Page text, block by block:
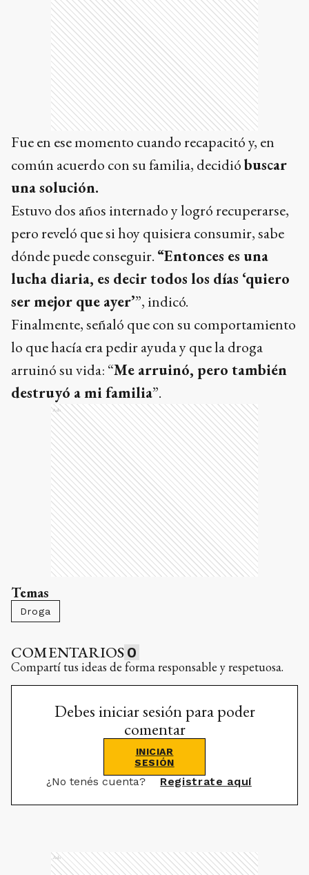
Fue en ese momento cuando recapacitó y, en
común acuerdo con su familia, decidióbuscar
una solución.
Estuvo dos años internado y logró recuperarse,
pero reveló que si hoy quisiera consumir, sabe
dónde puede conseguir. “Entonces es una
lucha diaria, es decir todos los días ‘quiero
ser mejor que ayer’”, indicó.
Finalmente, señaló que con su comportamiento
lo que hacía era pedir ayuda y que la droga
arruinó su vida: “Me arruinó, pero también
destruyó a mi familia”.
Ads
Temas
Droga
COMENTARIOS 0
Compartí tus ideas de forma responsable y respetuosa.
Debes iniciar sesión para poder
comentar
INICIAR
SESIÓN
¿No tenés cuenta? Registrate aquí
Ads